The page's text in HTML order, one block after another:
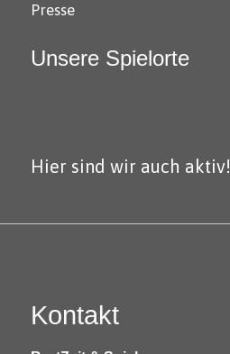
Presse
Unsere Spielorte
Hier sind wir auch aktiv!
Kontakt